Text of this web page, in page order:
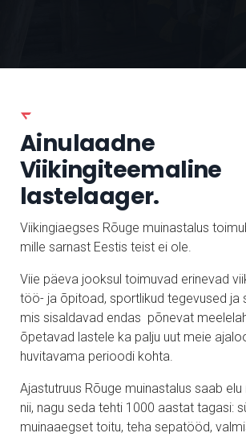
Ainulaadne
Viikingiteemaline
lastelaager.
Viikingiaegses Rõuge muinastalus
mille sarnast Eestis teist ei ole.
Viie päeva jooksul toimuvad erinevad
töö- ja õpitoad, sportlikud tegevused ja
mis sisaldavad endas põnevat
õpetavad lastele ka palju uut meie
huvitavama perioodi kohta.
Ajastutruus Rõuge muinastalus saab
nii, nagu seda tehti 1000 aastat tagasi:
muinaaegset toitu, teha sepatööd,